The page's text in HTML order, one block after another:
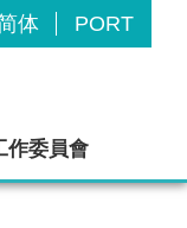
体 PORT
作委員會